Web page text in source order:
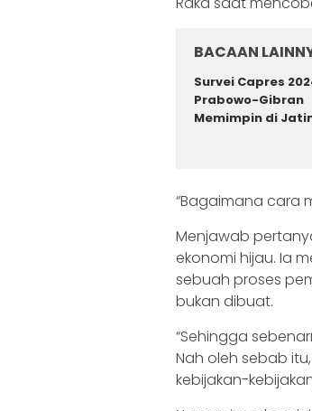
BACAAN
Survei Capres
Prabowo-Gibran
Memimpin di
“Bagaimana cara
Menjawab
ekonomi hijau. Ia
sebuah proses
bukan dibuat.
“Sehingga
Nah oleh sebab
kebijakan-